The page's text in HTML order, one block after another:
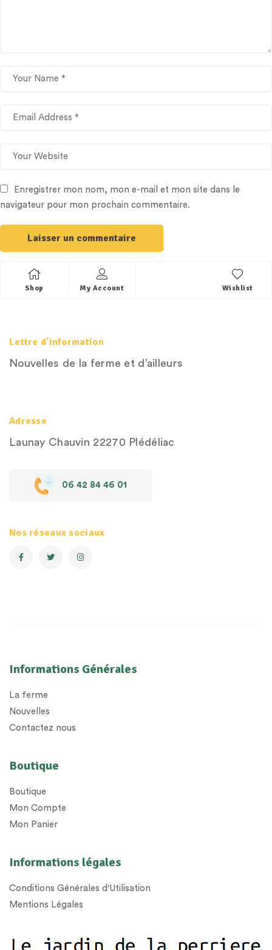
Enregistrer mon nom, mon e-mail et mon site dans le
navigateur pour mon prochain commentaire.
Shop My Account Wishlist
Lettre d'information
Nouvelles de la ferme et d’ailleurs
Adresse
Launay Chauvin 22270 Plédéliac
06 42 84 46 01
Nos réseaux sociaux
Informations Générales
La ferme
Nouvelles
Contactez nous
Boutique
Boutique
Mon Compte
Mon Panier
Informations légales
Conditions Générales d'Utilisation
Mentions Légales